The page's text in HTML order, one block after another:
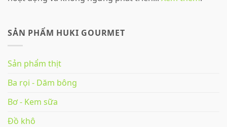
SẢN PHẨM HUKI GOURMET
Sản phẩm thịt
Ba rọi - Dăm bông
Bơ - Kem sữa
Đồ khô